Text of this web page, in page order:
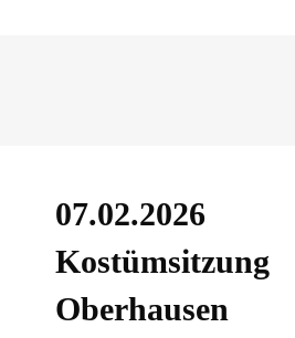
07.02.2026
Kostümsitzung
Oberhausen